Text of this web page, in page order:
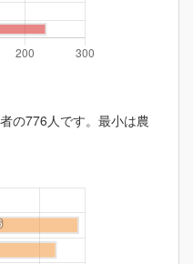
の776人です。最小は農